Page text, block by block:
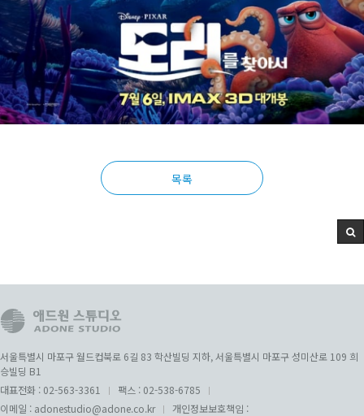
목록
서울특별시 마포구 월드컵북로 6길 83 학산빌딩 지하, 서울특별시 마포구 성미산로 109 희
승빌딩 B1
대표전화 : 02-563-3361 팩스 : 02-538-6785
이메일 : adonestudio@adone.co.kr 개인정보보호책임 :